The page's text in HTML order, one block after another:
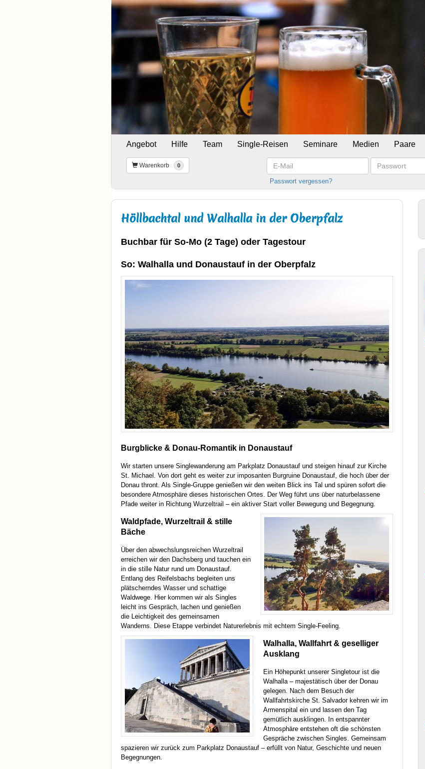
Angebot Hilfe Team Single-Reisen Seminare Medien Paare
Warenkorb 0
E-
Mail
Passwort
Passwort vergessen?
Höllbachtal und Walhalla in der Oberpfalz
Buchbar für So-Mo (2 Tage) oder Tagestour
So: Walhalla und Donaustauf in der Oberpfalz
Burgblicke & Donau-Romantik in Donaustauf
Wir starten unsere Singlewanderung am Parkplatz Donaustauf und steigen hinauf zur Kirche
St. Michael. Von dort geht es weiter zur imposanten Burgruine Donaustauf, die hoch über der
Donau thront. Als Single-Gruppe genießen wir den weiten Blick ins Tal und spüren sofort die
besondere Atmosphäre dieses historischen Ortes. Der Weg führt uns über naturbelassene
Pfade weiter in Richtung Wurzeltrail – ein aktiver Start voller Bewegung und Begegnung.
Waldpfade, Wurzeltrail & stille
Bäche
Über den abwechslungsreichen Wurzeltrail
erreichen wir den Dachsberg und tauchen ein
in die stille Natur rund um Donaustauf.
Entlang des Reifelsbachs begleiten uns
plätscherndes Wasser und schattige
Waldwege. Hier kommen wir als Singles
leicht ins Gespräch, lachen und genießen
die Leichtigkeit des gemeinsamen
Wanderns. Diese Etappe verbindet Naturerlebnis mit echtem Single-Feeling.
Walhalla, Wallfahrt & geselliger
Ausklang
Ein Höhepunkt unserer Singletour ist die
Walhalla – majestätisch über der Donau
gelegen. Nach dem Besuch der
Wallfahrtskirche St. Salvador kehren wir im
Armenspital ein und lassen den Tag
gemütlich ausklingen. In entspannter
Atmosphäre entstehen oft die schönsten
Gespräche zwischen Singles. Gemeinsam
spazieren wir zurück zum Parkplatz Donaustauf – erfüllt von Natur, Geschichte und neuen
Begegnungen.